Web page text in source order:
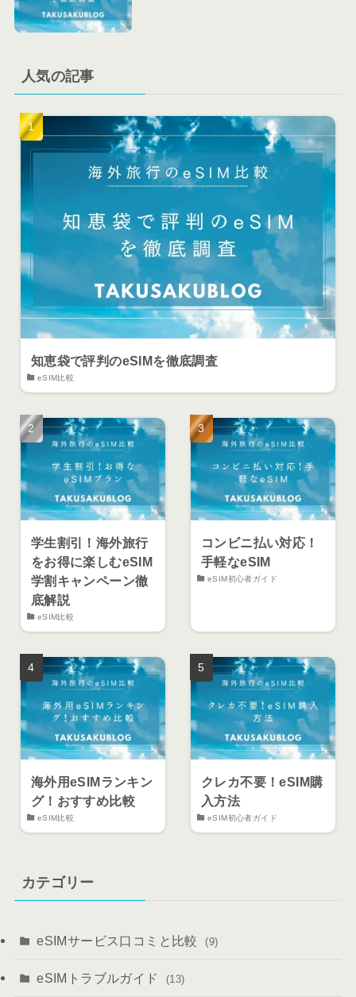
人気の記事
知恵袋で評判のeSIMを徹底調査
eSIM比較
学生割引！海外旅行
をお得に楽しむeSIM
学割キャンペーン徹
底解説
eSIM比較
コンビニ払い対応！
手軽なeSIM
eSIM初心者ガイド
海外用eSIMランキン
グ！おすすめ比較
eSIM比較
クレカ不要！eSIM購
入方法
eSIM初心者ガイド
カテゴリー
eSIMサービス口コミと比較 (9)
eSIMトラブルガイド (13)